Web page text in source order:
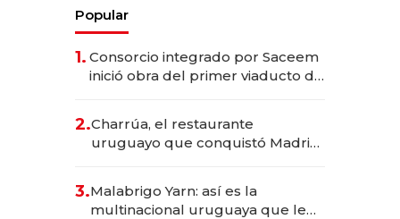
Popular
1. Consorcio integrado por Saceem
inició obra del primer viaducto de
millones
2.Charrúa, el restaurante
uruguayo que conquistó Madrid:
anticipación y prepara apertura
3.Malabrigo Yarn: así es la
multinacional uruguaya que le